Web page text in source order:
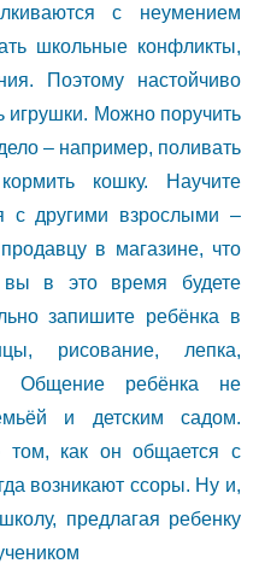
с неумением
школьные конфликты,
Поэтому настойчиво
игрушки. Можно поручить
– например, поливать
кошку. Научите
с другими взрослыми –
в магазине, что
вы в это время будете
запишите ребёнка в
рисование, лепка,
Общение ребёнка не
и детским садом.
как он общается с
возникают ссоры. Ну и,
предлагая ребенку